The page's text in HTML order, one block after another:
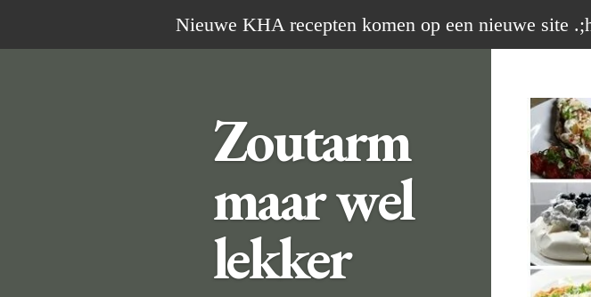
direct
Nieuwe KHA recepten komen op een nieuwe site
Zoutarm
maar wel
lekker